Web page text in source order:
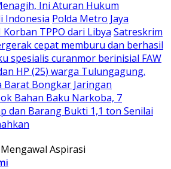
Ini Aturan Hukum
Indonesia Polda Metro Jaya
TPPO dari Libya Satreskrim
cepat memburu dan berhasil
spesialis curanmor berinisial FAW
HP (25) warga Tulungagung.
Barat Bongkar Jaringan
Bahan Baku Narkoba, 7
dan Barang Bukti 1,1 ton Senilai
Aspirasi